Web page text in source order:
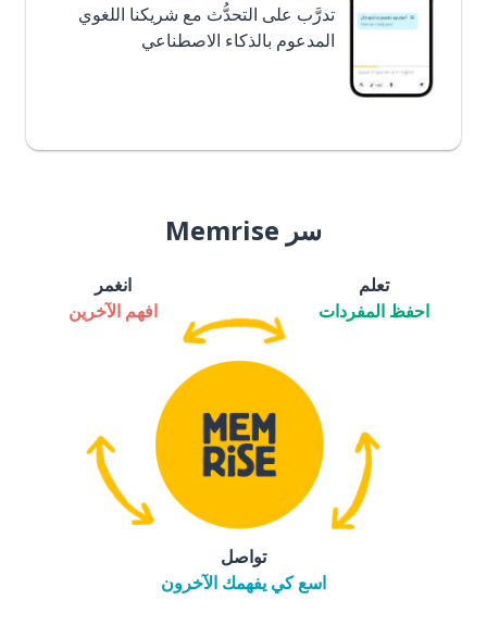
تدرَّب على التحدُّث مع شريكنا اللغوي
المدعوم بالذكاء الاصطناعي
سر Memrise
تعلم
احفظ المفردات
انغمر
افهم الآخرين
تواصل
اسع كي يفهمك الآخرون